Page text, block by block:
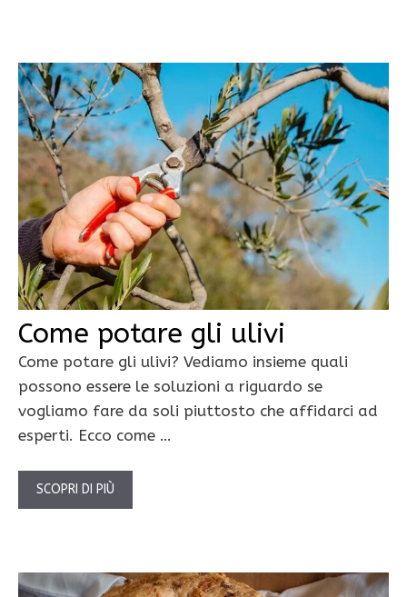
Come potare gli ulivi
Come potare gli ulivi? Vediamo insieme quali
possono essere le soluzioni a riguardo se
vogliamo fare da soli piuttosto che affidarci ad
esperti. Ecco come …
SCOPRI DI PIÙ